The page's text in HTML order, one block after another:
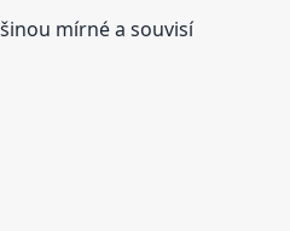
mírné a souvisí